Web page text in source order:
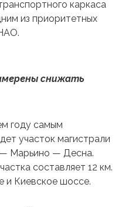
каркаса
из приоритетных
снижать
году самым
участок магистрали
— Марьино — Десна.
составляет 12 км.
и Киевское шоссе.